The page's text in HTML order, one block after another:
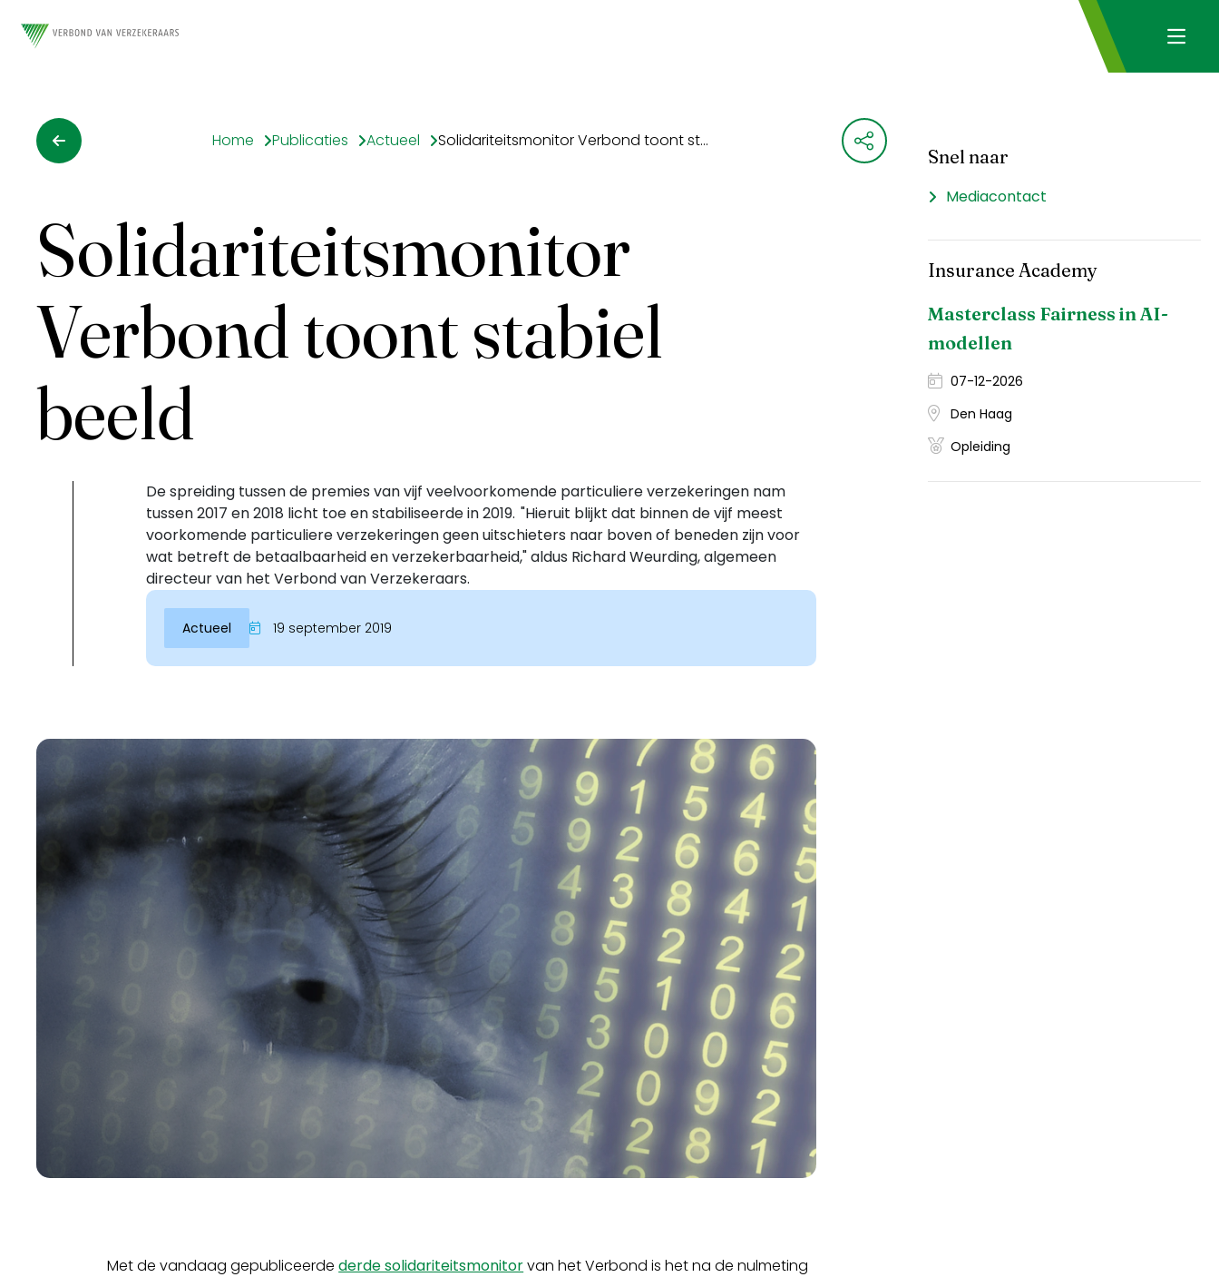
Home Publicaties Actueel Solidariteitsmonitor Verbond toont stabiel beeld
Solidariteitsmonitor
Verbond toont stabiel
beeld
De spreiding tussen de premies van vijf veelvoorkomende particuliere verzekeringen nam
tussen 2017 en 2018 licht toe en stabiliseerde in 2019. "Hieruit blijkt dat binnen de vijf meest
voorkomende particuliere verzekeringen geen uitschieters naar boven of beneden zijn voor
wat betreft de betaalbaarheid en verzekerbaarheid," aldus Richard Weurding, algemeen
directeur van het Verbond van Verzekeraars.
Actueel 19 september 2019
Met de vandaag gepubliceerdederde solidariteitsmonitorvan het Verbond is het na de nulmeting
Snel naar
Mediacontact
Insurance Academy
Masterclass Fairness in AI-
modellen
07-12-2026
Den Haag
Opleiding